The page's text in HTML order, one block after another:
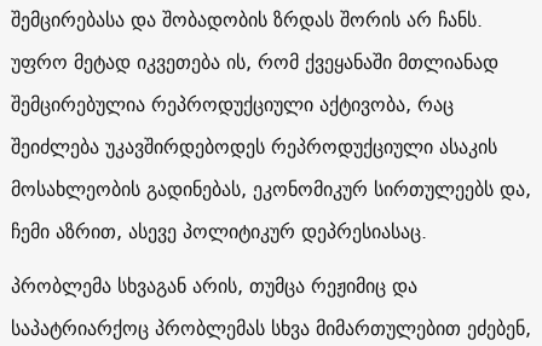
შემცირებასა და შობადობის ზრდას შორის არ ჩანს.
უფრო მეტად იკვეთება ის, რომ ქვეყანაში მთლიანად
შემცირებულია რეპროდუქციული აქტივობა, რაც
შეიძლება უკავშირდებოდეს რეპროდუქციული ასაკის
მოსახლეობის გადინებას, ეკონომიკურ სირთულეებს და,
ჩემი აზრით, ასევე პოლიტიკურ დეპრესიასაც.
პრობლემა სხვაგან არის, თუმცა რეჟიმიც და
საპატრიარქოც პრობლემას სხვა მიმართულებით ეძებენ,